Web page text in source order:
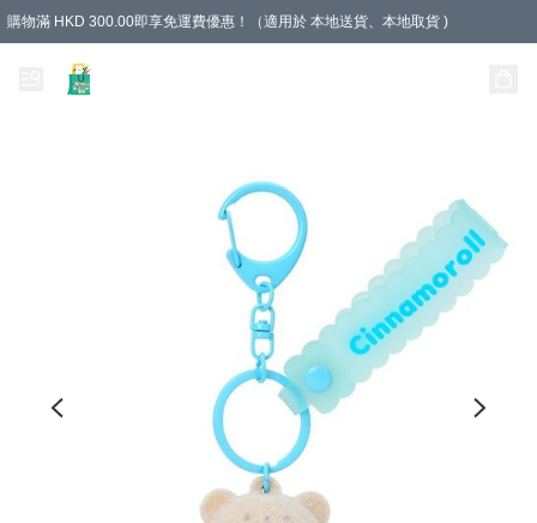
購物滿 HKD 300.00即享免運費優惠！（適用於 本地送貨、本地取貨 )